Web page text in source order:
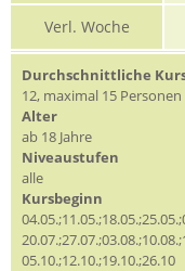
Verl. Woche
Durchschnittliche
12, maximal 15 Personen
Alter
ab 18 Jahre
Niveaustufen
alle
Kursbeginn
05.10.;12.10.;19.10.;26.10